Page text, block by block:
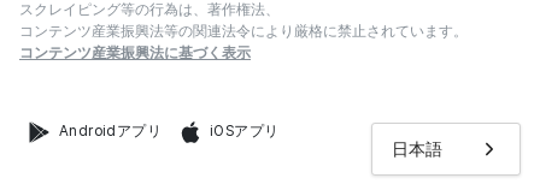
日本語
スクレイピング等の行為は、著作権法、
コンテンツ産業振興法等の関連法令により厳格に禁止されています。
コンテンツ産業振興法に基づく表示
Androidアプリ iOSアプリ